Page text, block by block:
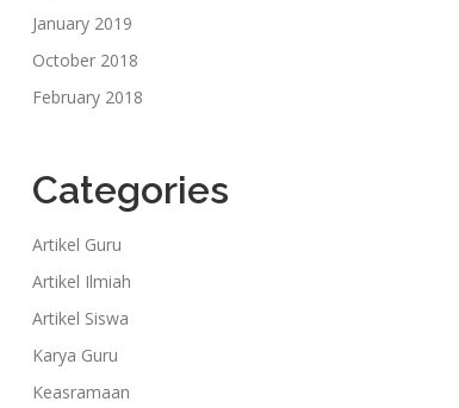
January 2019
October 2018
February 2018
Categories
Artikel Guru
Artikel Ilmiah
Artikel Siswa
Karya Guru
Keasramaan